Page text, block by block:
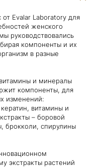
Evalar Laboratory для
женского
руководствовались
компоненты и их
в разные
и минералы
компоненты, для
изменений:
витамины и
– боровой
брокколи, спирулины
экстракты растений